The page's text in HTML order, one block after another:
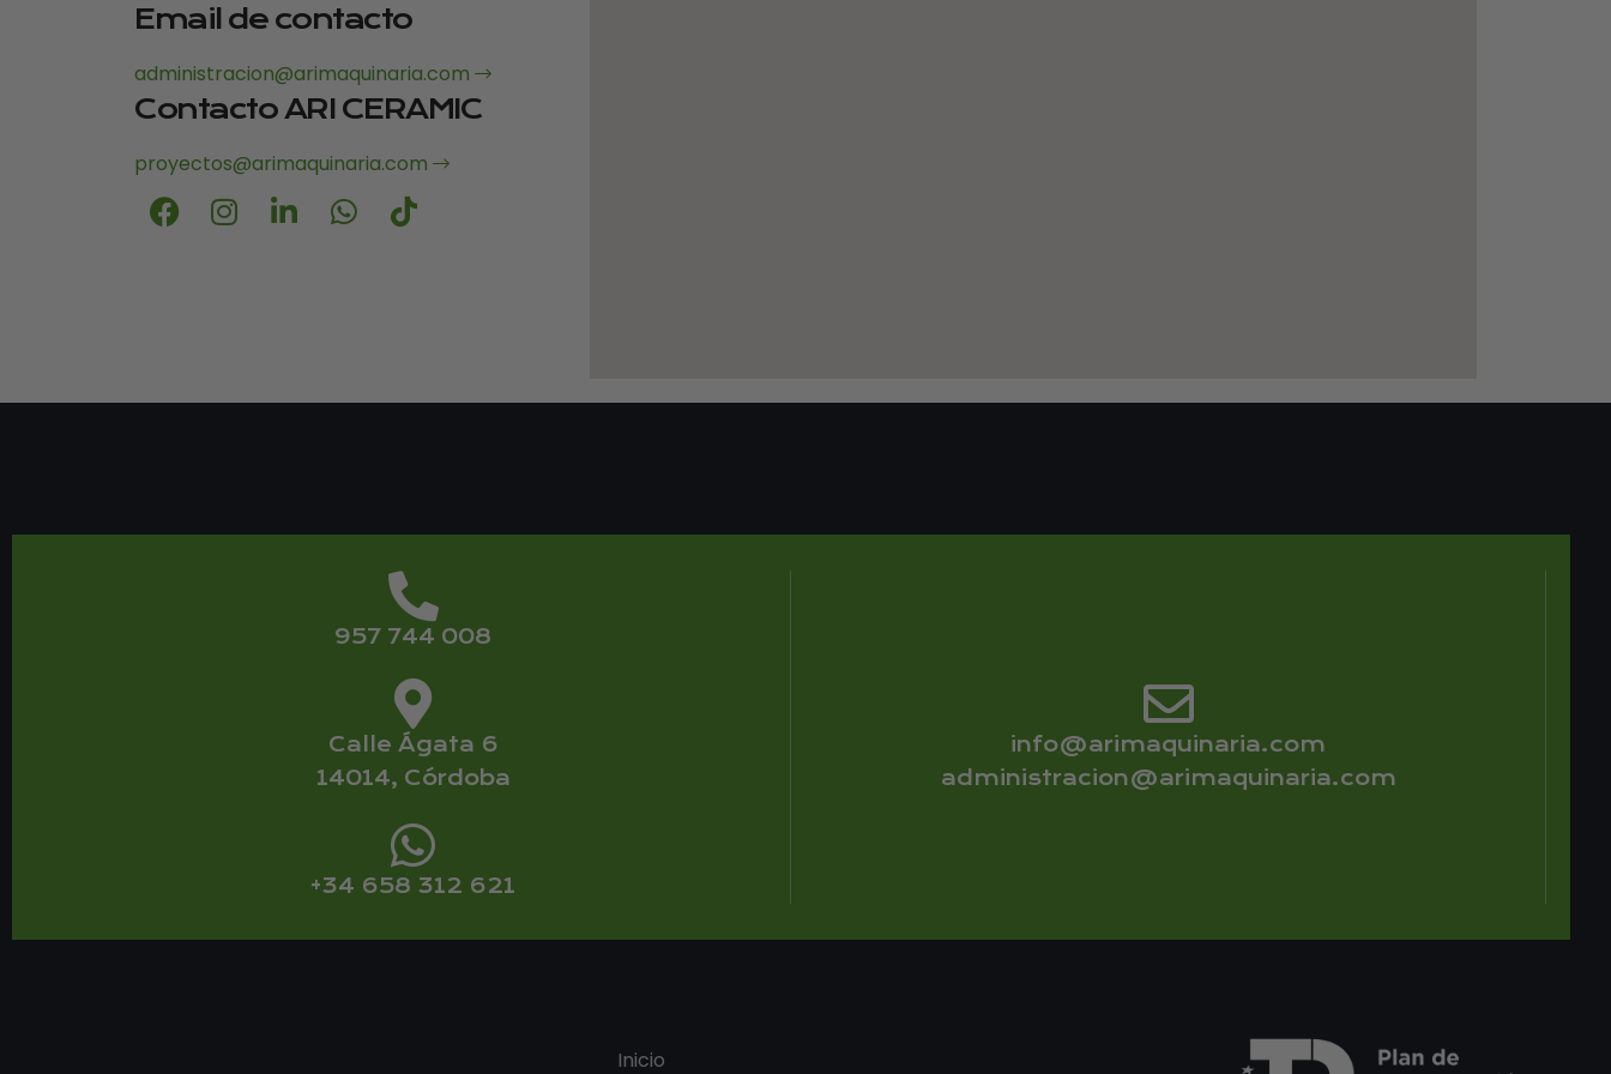
Email de contacto
administracion@arimaquinaria.com
Contacto ARI CERAMIC
proyectos@arimaquinaria.com
957 744 008
Calle Ágata 6
14014, Córdoba
+34 658 312 621
info@arimaquinaria.com
administracion@arimaquinaria.com
Inicio